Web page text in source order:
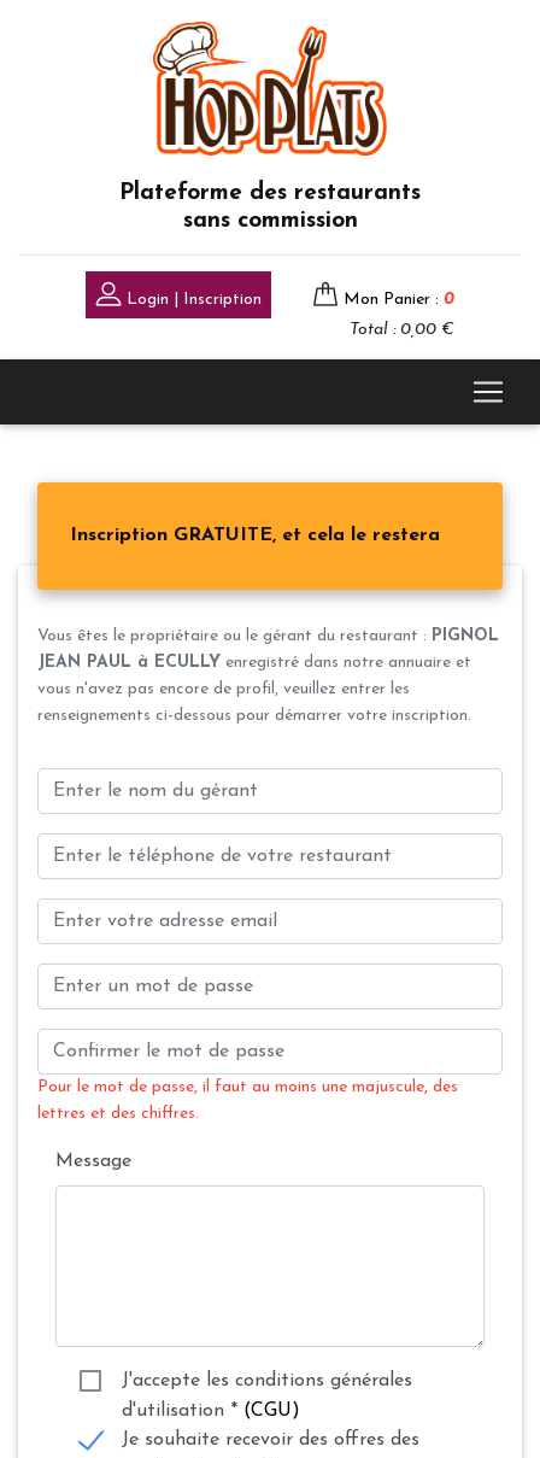
Plateforme des restaurants
sans commission
Login | Inscription Mon Panier : 0
Total : 0,00 €
Inscription GRATUITE, et cela le restera
Vous êtes le propriétaire ou le gérant du restaurant : PIGNOL
JEAN PAUL à ECULLY enregistré dans notre annuaire et
vous n'avez pas encore de profil, veuillez entrer les
renseignements ci-dessous pour démarrer votre inscription.
Pour le mot de passe, il faut au moins une majuscule, des
lettres et des chiffres.
Message
J'accepte les conditions générales
d'utilisation * (CGU)
Je souhaite recevoir des offres des